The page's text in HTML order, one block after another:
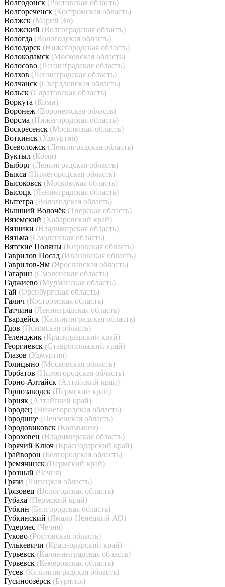
Волгодонск (Ростовская область)
Волгореченск (Костромская область)
Волжск (Марий Эл)
Волжский (Волгоградская область)
Вологда (Вологодская область)
Володарск (Нижегородская область)
Волоколамск (Московская область)
Волосово (Ленинградская область)
Волхов (Ленинградская область)
Волчанск (Свердловская область)
Вольск (Саратовская область)
Воркута (Коми)
Воронеж (Воронежская область)
Ворсма (Нижегородская область)
Воскресенск (Московская область)
Воткинск (Удмуртия)
Всеволожск (Ленинградская область)
Вуктыл (Коми)
Выборг (Ленинградская область)
Выкса (Нижегородская область)
Высоковск (Московская область)
Высоцк (Ленинградская область)
Вытегра (Вологодская область)
Вышний Волочёк (Тверская область)
Вяземский (Хабаровский край)
Вязники (Владимирская область)
Вязьма (Смоленская область)
Вятские Поляны (Кировская область)
Гаврилов Посад (Ивановская область)
Гаврилов-Ям (Ярославская область)
Гагарин (Смоленская область)
Гаджиево (Мурманская область)
Гай (Оренбургская область)
Галич (Костромская область)
Гатчина (Ленинградская область)
Гвардейск (Калининградская область)
Гдов (Псковская область)
Геленджик (Краснодарский край)
Георгиевск (Ставропольский край)
Глазов (Удмуртия)
Голицыно (Московская область)
Горбатов (Нижегородская область)
Горно-Алтайск (Алтайский край)
Горнозаводск (Пермский край)
Горняк (Алтайский край)
Городец (Нижегородская область)
Городище (Пензенская область)
Городовиковск (Калмыкия)
Гороховец (Владимирская область)
Горячий Ключ (Краснодарский край)
Грайворон (Белгородская область)
Гремячинск (Пермский край)
Грозный (Чечня)
Грязи (Липецкая область)
Грязовец (Вологодская область)
Губаха (Пермский край)
Губкин (Белгородская область)
Губкинский (Ямало-Ненецкий АО)
Гудермес (Чечня)
Гуково (Ростовская область)
Гулькевичи (Краснодарский край)
Гурьевск (Калининградская область)
Гурьевск (Кемеровская область)
Гусев (Калининградская область)
Гусиноозёрск (Бурятия)